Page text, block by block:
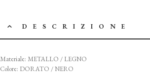
DESCRIZIONE
Materiale: METALLO / LEGNO
Colore: DORATO / NERO